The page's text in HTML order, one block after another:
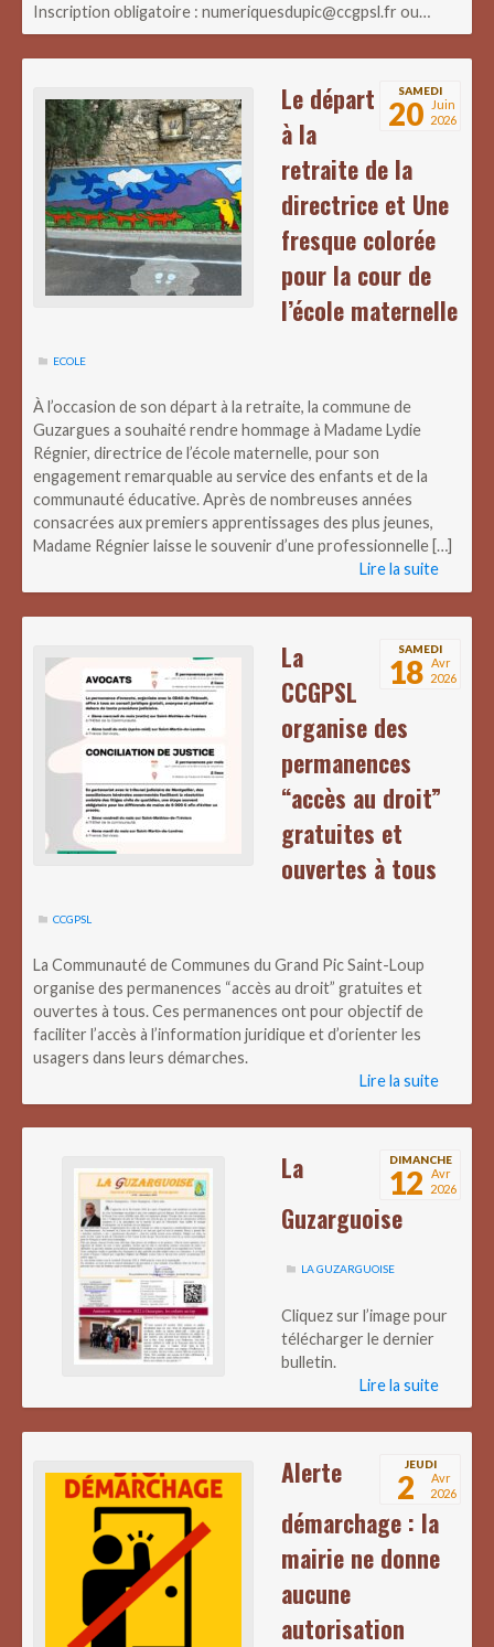
Inscription obligatoire : numeriquesdupic@ccgpsl.fr ou…
SAMEDI
20
Juin
2026
Le départ
à la
retraite de la
directrice et Une
fresque colorée
pour la cour de
l’école maternelle
ECOLE
À l’occasion de son départ à la retraite, la commune de
Guzargues a souhaité rendre hommage à Madame Lydie
Régnier, directrice de l’école maternelle, pour son
engagement remarquable au service des enfants et de la
communauté éducative. Après de nombreuses années
consacrées aux premiers apprentissages des plus jeunes,
Madame Régnier laisse le souvenir d’une professionnelle […]
Lire la suite
SAMEDI
18
Avr
2026
La
CCGPSL
organise des
permanences
“accès au droit”
gratuites et
ouvertes à tous
CCGPSL
La Communauté de Communes du Grand Pic Saint-Loup
organise des permanences “accès au droit” gratuites et
ouvertes à tous. Ces permanences ont pour objectif de
faciliter l’accès à l’information juridique et d’orienter les
usagers dans leurs démarches.
Lire la suite
DIMANCHE
12
Avr
2026
La
Guzarguoise
LA GUZARGUOISE
Cliquez sur l’image pour
télécharger le dernier
bulletin.
Lire la suite
JEUDI
2
Avr
2026
Alerte
démarchage : la
mairie ne donne
aucune
autorisation